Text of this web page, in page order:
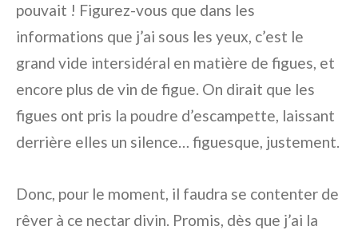
pouvait ! Figurez-vous que dans les
informations que j’ai sous les yeux, c’est le
grand vide intersidéral en matière de figues, et
encore plus de vin de figue. On dirait que les
figues ont pris la poudre d’escampette, laissant
derrière elles un silence… figuesque, justement.
Donc, pour le moment, il faudra se contenter de
rêver à ce nectar divin. Promis, dès que j’ai la